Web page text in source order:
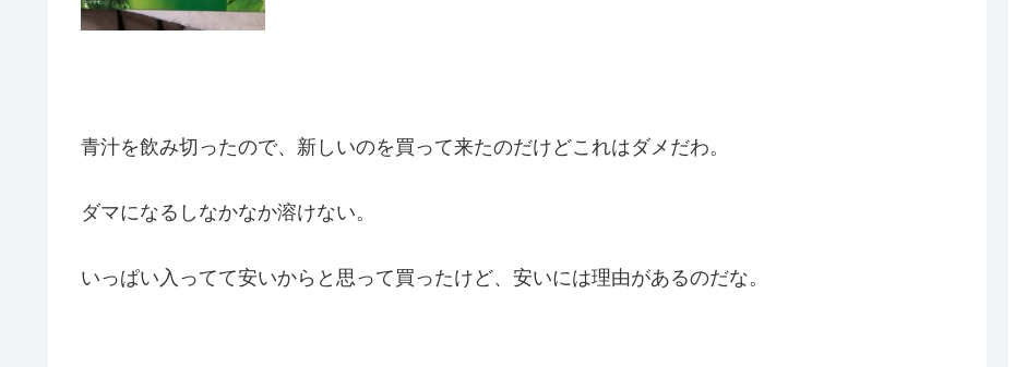
青汁を飲み切ったので、新しいのを買って来たのだけどこれはダメだわ。
ダマになるしなかなか溶けない。
いっぱい入ってて安いからと思って買ったけど、安いには理由があるのだな。